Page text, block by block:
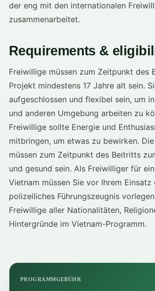
der eng mit den internationalen
zusammenarbeitet.
Requirements &
Freiwillige müssen zum Zeitpunkt des
Projekt mindestens 17 Jahre alt sein.
aufgeschlossen und flexibel sein, um
und anderen Umgebung arbeiten zu
Freiwillige sollte Energie und
mitbringen, um etwas zu bewirken.
müssen zum Zeitpunkt des Beitritts
und gesund sein. Als Freiwilliger für
Vietnam müssen Sie vor Ihrem Einsatz
polizeiliches Führungszeugnis
Freiwillige aller Nationalitäten,
Hintergründe im Vietnam-Programm.
PROGRAMMGEBÜHR